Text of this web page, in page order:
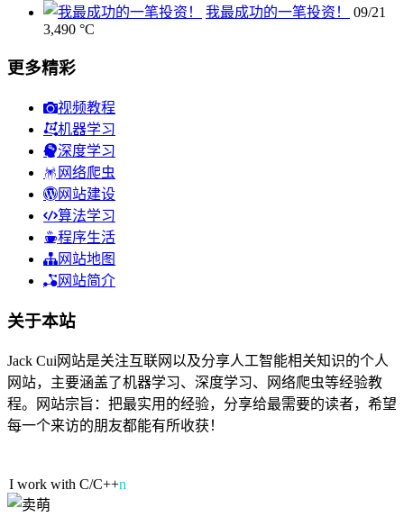
我最成功的一笔投资！
09/21
3,490 °C
更多精彩
视频教程
机器学习
深度学习
网络爬虫
网站建设
算法学习
程序生活
网站地图
网站简介
关于本站
Jack Cui网站是关注互联网以及分享人工智能相关知识的个人
网站，主要涵盖了机器学习、深度学习、网络爬虫等经验教
程。网站宗旨：把最实用的经验，分享给最需要的读者，希望
每一个来访的朋友都能有所收获！
I work with C/URdm